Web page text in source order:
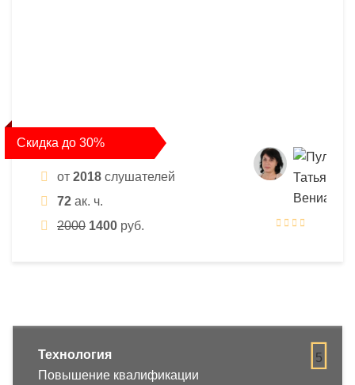
Скидка до 30%
от 2018 слушателей
72 ак. ч.
2000 1400 руб.
5
Технология
Повышение квалификации